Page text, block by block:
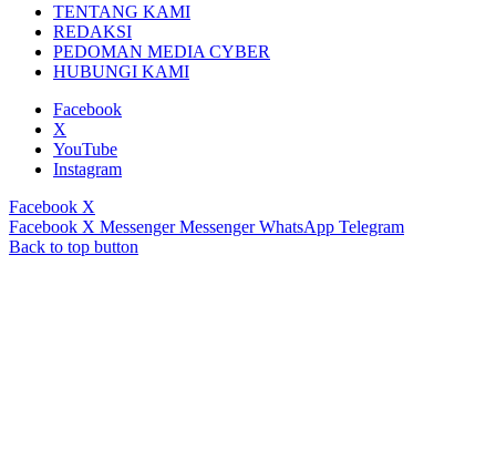
TENTANG KAMI
REDAKSI
PEDOMAN MEDIA CYBER
HUBUNGI KAMI
Facebook
X
YouTube
Instagram
Facebook X
Facebook X Messenger Messenger WhatsApp Telegram
Back to top button